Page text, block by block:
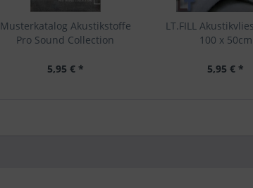
Musterkatalog Akustikstoffe
Pro Sound Collection
5,95 € *
LT.FILL
100 x 50cm
5,95 € *